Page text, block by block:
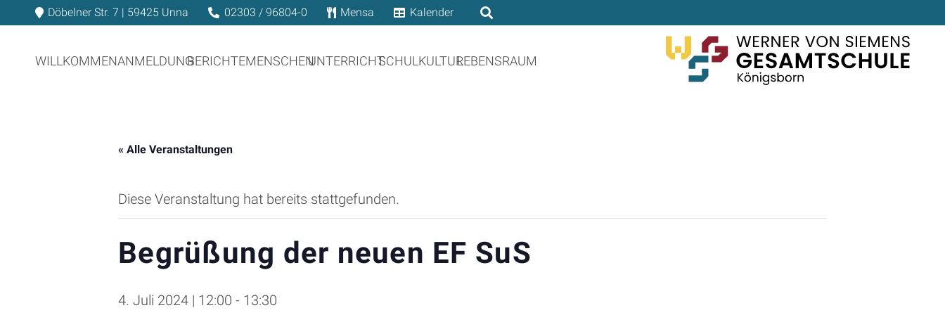
Döbelner Str. 7 | 59425 Unna 02303 / 96804-0 Mensa Kalender
WILLKOMMENANMELDUNGBERICHTEMENSCHENUNTERRICHTSCHULKULTURLEBENSRAUM
« Alle Veranstaltungen
Diese Veranstaltung hat bereits stattgefunden.
Begrüßung der neuen EF SuS
4. Juli 2024 | 12:00 - 13:30